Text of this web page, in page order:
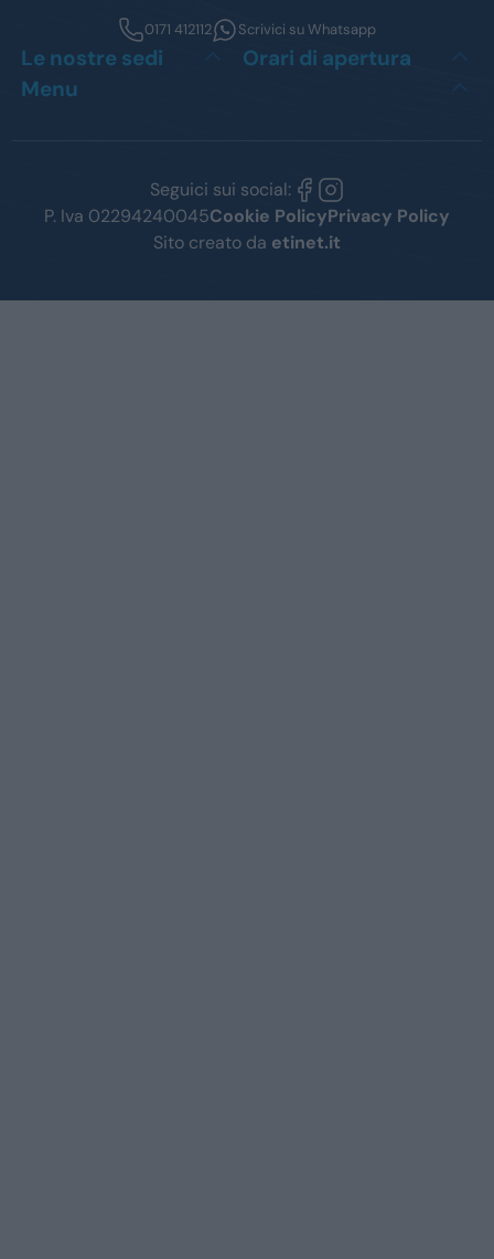
0171 412112 Scrivici su Whatsapp
Le nostre sedi
Orari di apertura
Menu
Seguici sui social:
P. Iva 02294240045Cookie PolicyPrivacy Policy
Sito creato da etinet.it